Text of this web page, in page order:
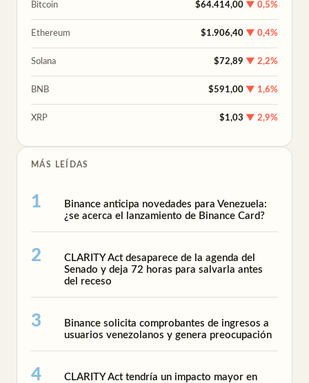
Bitcoin $64.414,00 ▼ 0,5%
Ethereum $1.906,40 ▼ 0,4%
Solana $72,89 ▼ 2,2%
BNB $591,00 ▼ 1,6%
XRP $1,03 ▼ 2,9%
MÁS LEÍDAS
Binance anticipa novedades para Venezuela:
¿se acerca el lanzamiento de Binance Card?
CLARITY Act desaparece de la agenda del
Senado y deja 72 horas para salvarla antes
del receso
Binance solicita comprobantes de ingresos a
usuarios venezolanos y genera preocupación
CLARITY Act tendría un impacto mayor en